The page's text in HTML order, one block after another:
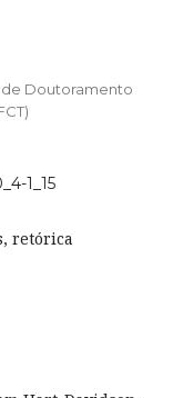
de Doutoramento
1_15
retórica